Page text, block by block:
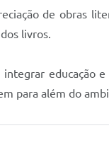
de obras
livros.
para além do